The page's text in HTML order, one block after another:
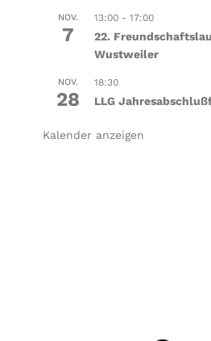
NOV.
7
13:00- 17:00
22.
Wustweiler
NOV.
28
18:30
LLG
Kalender anzeigen